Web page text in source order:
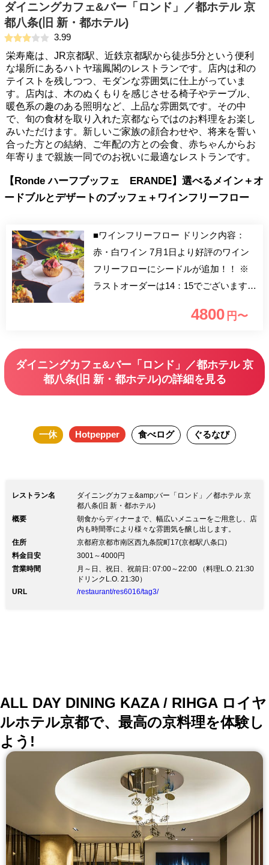
ダイニングカフェ&バー「ロンド」／都ホテル 京
都八条(旧 新・都ホテル)
3.99
栄寿庵は、JR京都駅、近鉄京都駅から徒歩5分という便利
な場所にあるハトヤ瑞鳳閣のレストランです。店内は和の
テイストを残しつつ、モダンな雰囲気に仕上がっていま
す。店内は、木のぬくもりを感じさせる椅子やテーブル、
暖色系の趣のある照明など、上品な雰囲気です。その中
で、旬の食材を取り入れた京都ならではのお料理をお楽し
みいただけます。新しいご家族の顔合わせや、将来を誓い
合った方との結納、ご年配の方との会食、赤ちゃんからお
年寄りまで親族一同でのお祝いに最適なレストランです。
【Ronde ハーフブッフェ ERANDE】選べるメイン＋オ
ードブルとデザートのブッフェ＋ワインフリーフロー
■ワインフリーフロー ドリンク内容：
赤・白ワイン 7月1日より好評のワイン
フリーフローにシードルが追加！！ ※
ラストオーダーは14：15でございます。
ドブルやデザートはブッフェ形式にてお
の目の前で仕上げるスペシャルデザート
もございます。 ※一部追加料金が発生
するメインディッシュもございます。
4800 円〜
ダイニングカフェ&バー「ロンド」／都ホテル 京
都八条(旧 新・都ホテル)の詳細を見る
一休 Hotpepper 食べログ ぐるなび
レストラン名
ダイニングカフェ&amp;バー「ロンド」／都ホテル 京
都八条(旧 新・都ホテル)
概要
朝食からディナーまで、幅広いメニューをご用意し、店
内も時間帯により様々な雰囲気を醸し出します。
住所
京都府京都市南区西九条院町17(京都駅八条口)
料金目安
3001～4000円
営業時間
月～日、祝日、祝前日: 07:00～22:00 （料理L.O. 21:30
ドリンクL.O. 21:30）
URL
/restaurant/res6016/tag3/
ALL DAY DINING KAZA / RIHGA ロイヤ
ルホテル京都で、最高の京料理を体験し
よう!